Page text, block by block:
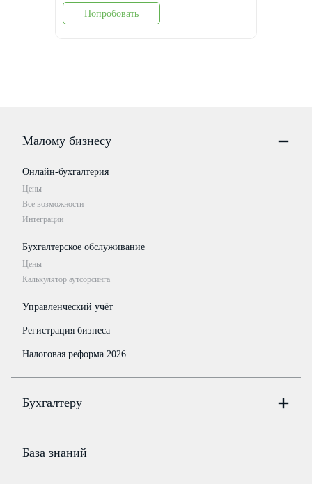
Попробовать
Малому бизнесу
Онлайн-бухгалтерия
Цены
Все возможности
Интеграции
Бухгалтерское обслуживание
Цены
Калькулятор аутсорсинга
Управленческий учёт
Регистрация бизнеса
Налоговая реформа 2026
Бухгалтеру
Цены
Бюро
База знаний